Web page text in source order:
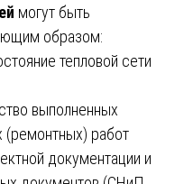
могут быть
образом:
тепловой сети
выполненных
(ремонтных) работ
документации и